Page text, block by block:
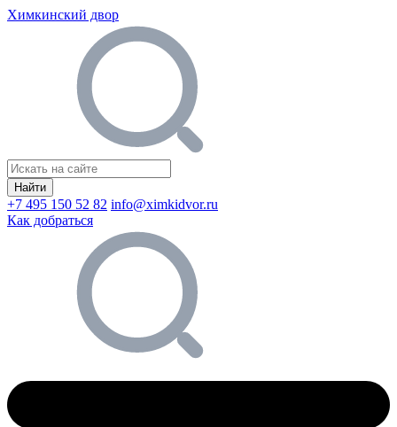
Химкинский двор
Найти
+7 495 150 52 82 info@ximkidvor.ru
Как добраться